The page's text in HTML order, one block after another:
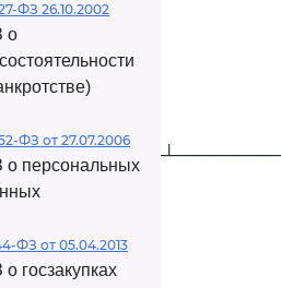
ФЗ 26.10.2002
о
ФЗ от 27.07.2006
о персональных
ФЗ от 05.04.2013
госзакупках